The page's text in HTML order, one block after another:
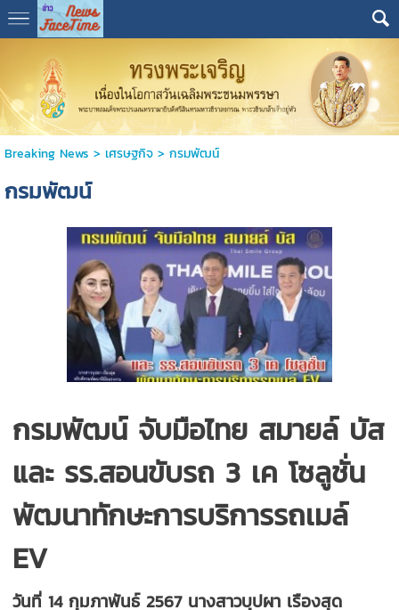
Breaking News > เศรษฐกิจ> กรมพัฒน์
กรมพัฒน์
กรมพัฒน์ จับมือไทย สมายล์ บัส
และ รร.สอนขับรถ 3 เค โซลูชั่น
พัฒนาทักษะการบริการรถเมล์
EV
วันที่ 14 กุมภาพันธ์ 2567 นางสาวบุปผา เรืองสุด